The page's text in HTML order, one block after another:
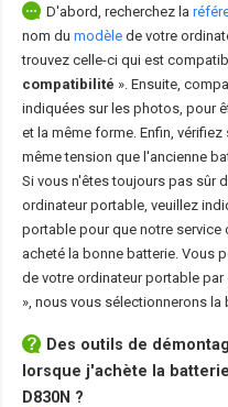
D'abord, recherchez la
nom du modèle de votre
trouvez celle-ci qui est
compatibilité ». Ensuite,
indiquées sur les photos, pour
et la même forme. Enfin,
même tension que l'ancienne
Si vous n'êtes toujours pas sûr
ordinateur portable, veuillez
portable pour que notre service
acheté la bonne batterie. Vous
de votre ordinateur portable par
», nous vous sélectionnerons la
Des outils de
lorsque j'achète la
D830N ?